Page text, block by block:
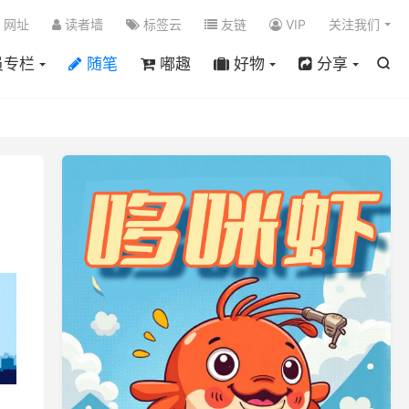

栏 随笔 嘟趣 好物 分享
网址 读者墙 标签云 友链 VIP 关注我们